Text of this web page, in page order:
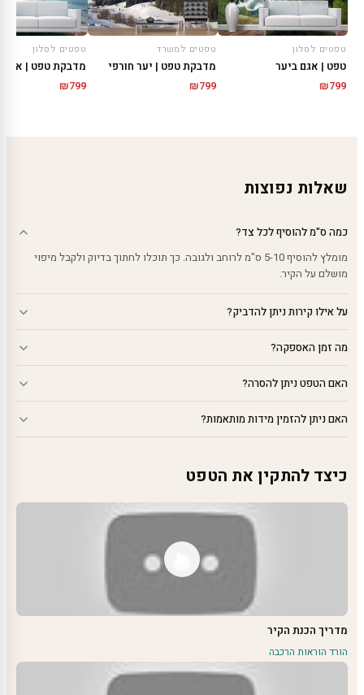
טפטים לסלון
טפט | אגם ביער
₪799
טפטים למשרד
מדבקת טפט | יער חורפי
₪799
טפטים לסלון
מדבקת טפט | אי
₪799
שאלות נפוצות
כמה ס"מ להוסיף לכל צד?
מומלץ להוסיף 5-10 ס"מ לרוחב ולגובה. כך תוכלו לחתוך בדיוק ולקבל מיפוי
מושלם על הקיר.
על אילו קירות ניתן להדביק?
מה זמן האספקה?
האם הטפט ניתן להסרה?
האם ניתן להזמין מידות מותאמות?
כיצד להתקין את הטפט
מדריך הכנת הקיר
הורד הוראות הרכבה